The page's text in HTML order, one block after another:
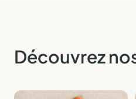
Découvrez